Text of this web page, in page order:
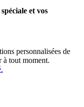
et vos
personnalisées de
à tout moment.